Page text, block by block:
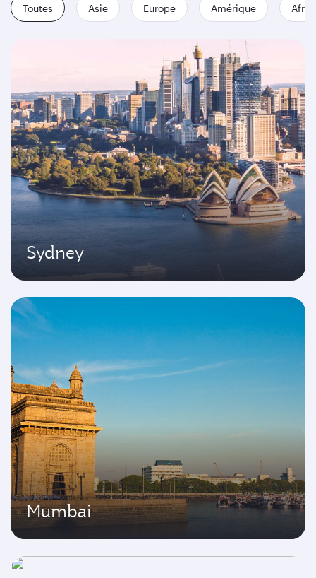
Toutes Asie Europe Amérique
Sydney
Mumbai